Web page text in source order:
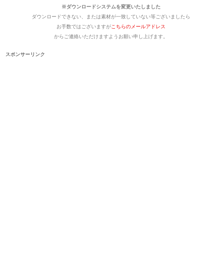
※ダウンロードシステムを変更いたしました
ダウンロードできない、または素材が一致していない等ございましたら
お手数ではございますがこちらのメールアドレス
からご連絡いただけますようお願い申し上げます。
スポンサーリンク